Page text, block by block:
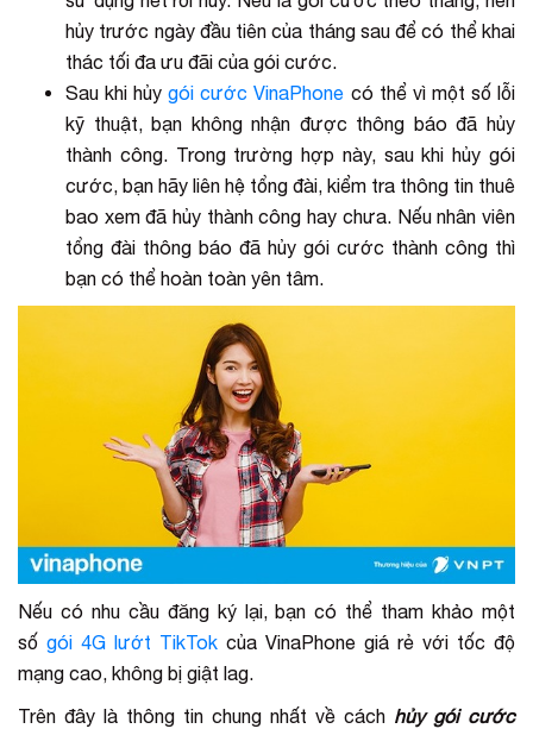
hủy trước ngày đầu tiên của tháng sau để có thể khai
thác tối đa ưu đãi của gói cước.
Sau khi hủygói cước VinaPhone có thể vì một số lỗi
kỹ thuật, bạn không nhận được thông báo đã hủy
thành công. Trong trường hợp này, sau khi hủy gói
cước, bạn hãy liên hệ tổng đài, kiểm tra thông tin thuê
bao xem đã hủy thành công hay chưa. Nếu nhân viên
tổng đài thông báo đã hủy gói cước thành công thì
bạn có thể hoàn toàn yên tâm.
Nếu có nhu cầu đăng ký lại, bạn có thể tham khảo một
số gói 4G lướt TikTok của VinaPhone giá rẻ với tốc độ
mạng cao, không bị giật lag.
Trên đây là thông tin chung nhất về cách hủy gói cước